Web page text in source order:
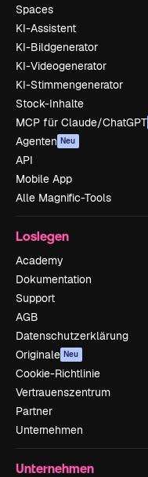
Spaces
KI-Assistent
KI-Bildgenerator
KI-Videogenerator
KI-Stimmengenerator
Stock-Inhalte
MCP für Claude/ChatGPT
Agenten Neu
API
Mobile App
Alle Magnific-Tools
Loslegen
Academy
Dokumentation
Support
AGB
Datenschutzerklärung
Originale Neu
Cookie-Richtlinie
Vertrauenszentrum
Partner
Unternehmen
Unternehmen